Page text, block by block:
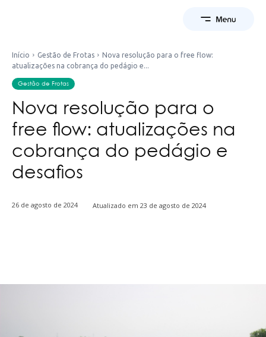
Início Gestão de Frotas
Nova resolução para o free flow:
atualizações na cobrança do pedágio e...
Gestão de Frotas
Nova resolução para o
free flow: atualizações na
cobrança do pedágio e
desafios
26 de agosto de 2024 Atualizado em 23 de agosto de 2024